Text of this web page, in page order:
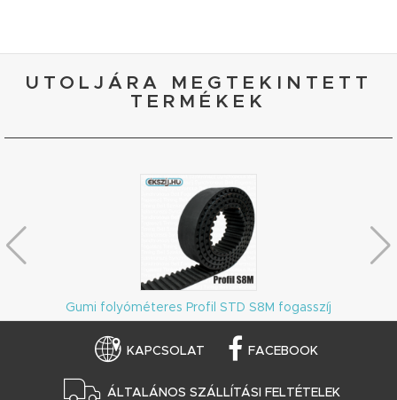
UTOLJÁRA MEGTEKINTETT
TERMÉKEK
Gumi folyóméteres Profil STD S8M fogasszíj
KAPCSOLAT FACEBOOK
ÁLTALÁNOS SZÁLLÍTÁSI FELTÉTELEK